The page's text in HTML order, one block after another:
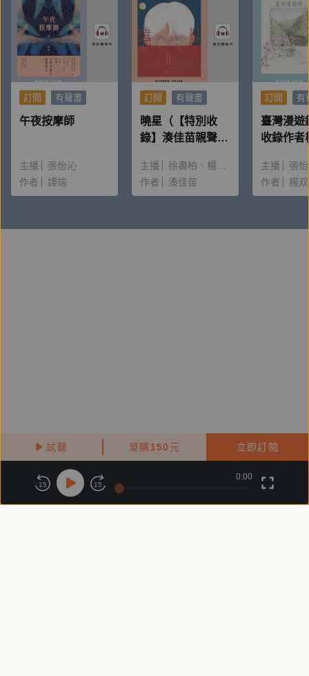
試聽 單購150 元 立即訂閱
訂閱 有聲書
午夜按摩師
主播
張怡沁
作者
譚端
訂閱 有聲書
曉星（【特別收
錄】湊佳苗親聲朗
主播 徐壽柏
楊雅淳
作者
湊佳苗
訂閱 有
臺灣漫遊
收錄作者
主播
張
作者
楊
關於鏡好聽
商務合作 付費條款 會員條款
15 15
0:00